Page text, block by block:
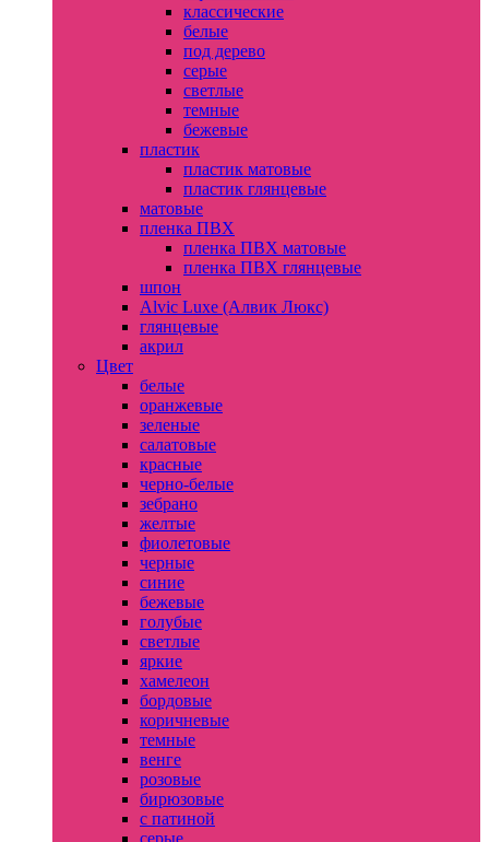
классические
белые
под дерево
серые
светлые
темные
бежевые
пластик
пластик матовые
пластик глянцевые
матовые
пленка ПВХ
пленка ПВХ матовые
пленка ПВХ глянцевые
шпон
Alvic Luxe (Алвик Люкс)
глянцевые
акрил
Цвет
белые
оранжевые
зеленые
салатовые
красные
черно-белые
зебрано
желтые
фиолетовые
черные
синие
бежевые
голубые
светлые
яркие
хамелеон
бордовые
коричневые
темные
венге
розовые
бирюзовые
с патиной
серые